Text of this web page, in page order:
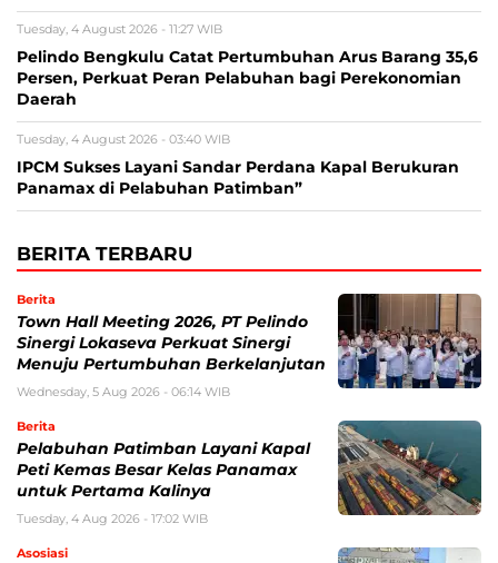
Tuesday, 4 August 2026 - 11:27 WIB
Pelindo Bengkulu Catat Pertumbuhan Arus Barang 35,6
Persen, Perkuat Peran Pelabuhan bagi Perekonomian
Daerah
Tuesday, 4 August 2026 - 03:40 WIB
IPCM Sukses Layani Sandar Perdana Kapal Berukuran
Panamax di Pelabuhan Patimban”
BERITA TERBARU
Berita
Town Hall Meeting 2026, PT Pelindo
Sinergi Lokaseva Perkuat Sinergi
Menuju Pertumbuhan Berkelanjutan
Wednesday, 5 Aug 2026 - 06:14 WIB
Berita
Pelabuhan Patimban Layani Kapal
Peti Kemas Besar Kelas Panamax
untuk Pertama Kalinya
Tuesday, 4 Aug 2026 - 17:02 WIB
Asosiasi